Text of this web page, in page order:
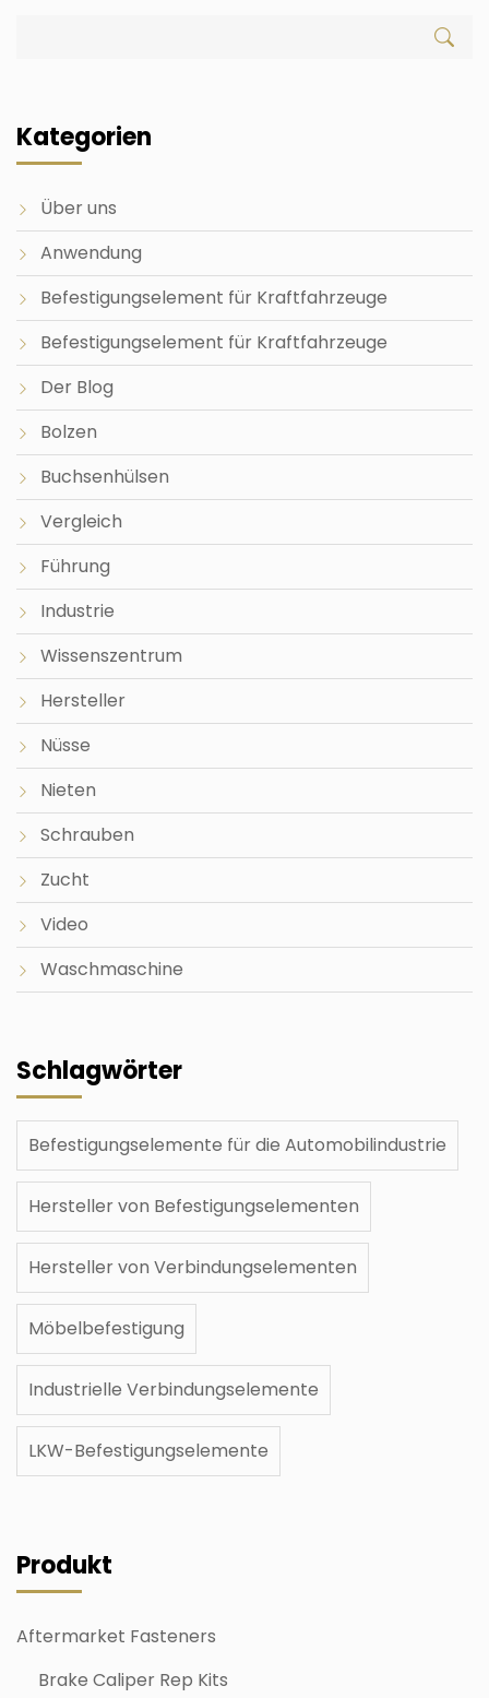
Kategorien
Über uns
Anwendung
Befestigungselement für Kraftfahrzeuge
Befestigungselement für Kraftfahrzeuge
Der Blog
Bolzen
Buchsenhülsen
Vergleich
Führung
Industrie
Wissenszentrum
Hersteller
Nüsse
Nieten
Schrauben
Zucht
Video
Waschmaschine
Schlagwörter
Befestigungselemente für die Automobilindustrie
Hersteller von Befestigungselementen
Hersteller von Verbindungselementen
Möbelbefestigung
Industrielle Verbindungselemente
LKW-Befestigungselemente
Produkt
Aftermarket Fasteners
Brake Caliper Rep Kits